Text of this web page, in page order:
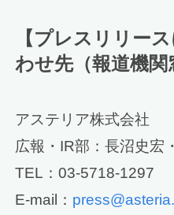
【プレスリリー
わせ先（報道機関
アステリア株式会社
広報・IR部：長沼史宏
TEL：03-5718-1297
E-mail：